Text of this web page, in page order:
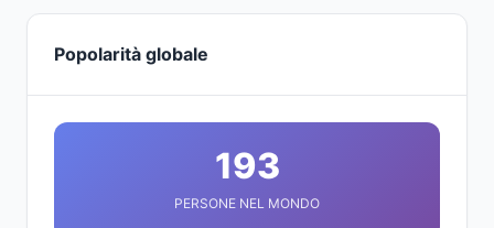
Popolarità globale
193
PERSONE NEL MONDO